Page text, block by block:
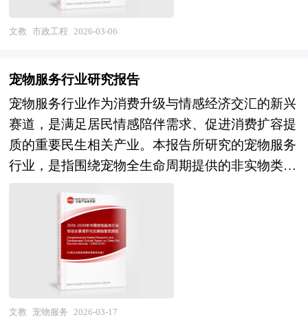
社区商业、灵活办公、二手经济等业态深度耦合，
成为城市"15分钟生活圈"的有机组成部分，通过数
应链管理。 本研究咨询报告由中研普华咨询公司
领衔撰写，在大量周密的市场调研基础上，主要依
据了国家统计局、国家商务部、国家发改委、国家
经济信息中心、国务院发展研究中心、国家海关总
署、全国商业信息中心、中国经济景气监测中心、
信息以及共享小型仓库行业研究单位等公布和提供
的大量资料。报告对我国共享小型仓库行业的供需
状况、发展现状、子行业发展变化等进行了分析，
重点分析了国内外共享小型仓库行业的发展现状、
如何面对行业的发展挑战、行业的发展建议、行业
竞争力，以及行业的投资分析和趋势预测等等。报
报刊杂志的基础信息以及专业研究单位等公布和提
供的大量资料，结合中研普华公司对赛马相关企业
化等进行了分析。重点研究了主要赛马品牌的发展
状况，以及未来中国赛马行业将面临的机遇以及企
业的应对策略。报告还分析了赛马市场的竞争格
局，行业的发展动向，并对行业相关政策进行了介
绍和政策趋向研判，是赛马生产企业、科研单位、
零售企业等单位准确了解目前赛马行业发展动态，
把握企业定位和发展方向不可多得的精品。
镇、田园综合体、文旅地产、智慧物流、乡村振兴
等类型项目规划经验。 中研普华28年的产业研究
化服务体系，涉及8000多个细分行业，积累了数十
万份行业研究报告数据库、服务了20多万家企事业
单位，现已成为中国最具影响力的产业研究咨询综
合服务机构。集团下属研究院的产业研究报告在大
量周密的市场调研基础上，主要依据了国家统计
改委、国家经济信息中心、国务院发展研究中心、
国家海关总署、中国经济景气监测中心、中国行业
研究网、国内外相关报刊杂志的基础信息以及体育
用品专业研究单位等公布和提供的大量资料。对我
国体育用品的行业现状、市场各类经营指标的情
况、重点企业状况、区域市场发展情况等内容进行
成多元化的投融资和治理体系。作为固定资产投资
的重要领域，市政工程行业的发展与城镇化进程、
绑定，其建设水平直接关系到城市综合承载能力、
镇化和实现城市治理现代化的关键支撑。 当前，
我国市政工程产业正处于从大规模增量建设向存量
提质改造转型的关键阶段，发展逻辑与商业模式面
临深刻变革。在建设任务方面，经过改革开放以来
特别是新世纪以来的高速建设，我国城市基础设施
网络基本形成，但城市内涝、管网漏损、交通拥
堵、黑臭水体等"城市病"问题依然突出，地下管网
老化、城市道路反复开挖、多头管理协调困难等痛
点亟待破解，市政工程建设从"有没有"向"好不
好"转变的任务艰巨。在投融资模式方面，地方政
府债务约束趋紧和传统融资平台转型，对市政工程
文教 市政工程 2026-03-06
宠物服务行业研究报告
宠物服务行业作为消费升级与情感经济交汇的新兴
赛道，是满足居民情感陪伴需求、促进消费扩容提
质的重要民生相关产业。本报告所研究的宠物服务
行业，是指围绕宠物全生命周期提供的非实物类服
务产业，涵盖宠物医疗（诊疗、手术、预防保
健）、宠物美容护理（洗护、造型、SPA）、宠物
寄养训练（日托、酒店、行为训练）、宠物殡葬
（火化、纪念、基因保存）、宠物保险及宠物出行
等细分业态，并延伸至宠物健康咨询、宠物社交、
宠物摄影等增值服务。该行业横跨兽医学、动物行
为学、服务管理、市场营销及数字技术等多个领
文教 宠物服务 2026-03-17